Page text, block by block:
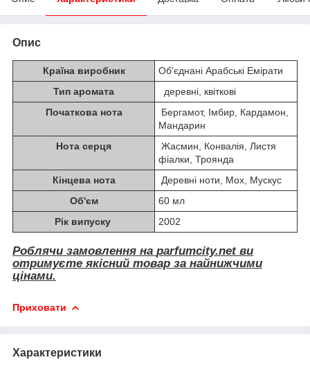
Опис
Країна виробник
Об'єднані Арабські Емірати
Тип аромата
деревні, квіткові
Початкова нота
Бергамот, Імбир, Кардамон,
Мандарин
Нота серця
Жасмин, Конвалія, Листя
фіалки, Троянда
Кінцева нота
Деревні ноти, Мох, Мускус
Об'єм
60 мл
Рік випуску
2002
Роблячи замовлення на parfumcity.net ви
отримуєте якісний товар за найнижчими
цінами.
Приховати
Характеристики